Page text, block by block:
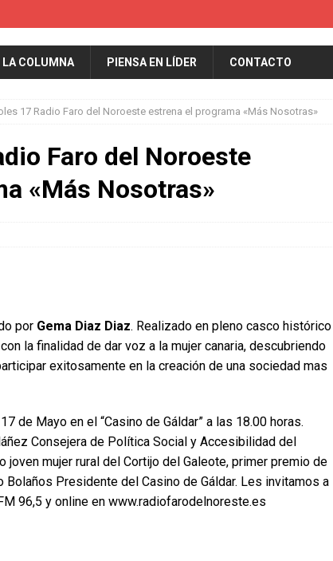
LA COLUMNA PIENSA EN LÍDER CONTACTO
17 Radio Faro del Noroeste estrena el programa «Más Nosotras»
Faro del Noroeste
«Más Nosotras»
por Gema Diaz Diaz. Realizado en pleno casco histórico
la finalidad de dar voz a la mujer canaria, descubriendo
exitosamente en la creación de una sociedad mas
de Mayo en el “Casino de Gáldar” a las 18.00 horas.
Consejera de Política Social y Accesibilidad del
joven mujer rural del Cortijo del Galeote, primer premio de
Bolaños Presidente del Casino de Gáldar. Les invitamos a
96,5 y online en www.radiofarodelnoreste.es